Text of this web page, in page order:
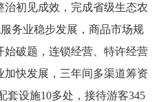
初见成效，完成省级生态农
务业稳步发展，商品市场规
破题，连锁经营、特许经营
快发展，三年间多渠道筹资
套设施10多处，接待游客345